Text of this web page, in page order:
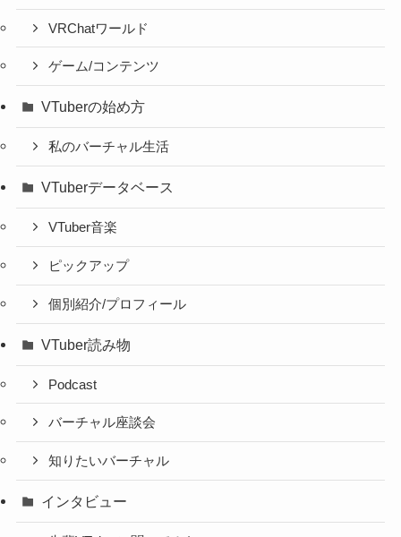
VRChatワールド
ゲーム/コンテンツ
VTuberの始め方
私のバーチャル生活
VTuberデータベース
VTuber音楽
ピックアップ
個別紹介/プロフィール
VTuber読み物
Podcast
バーチャル座談会
知りたいバーチャル
インタビュー